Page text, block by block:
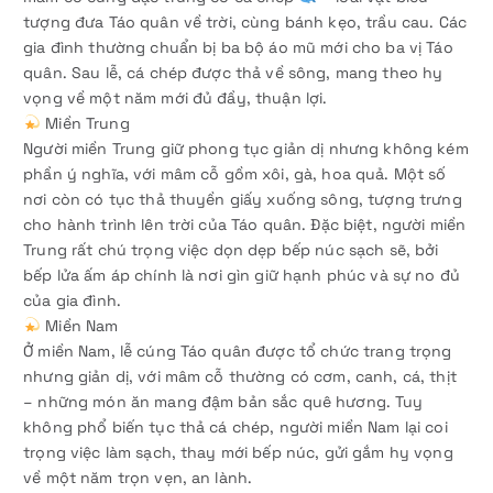
tượng đưa Táo quân về trời, cùng bánh kẹo, trầu cau. Các
gia đình thường chuẩn bị ba bộ áo mũ mới cho ba vị Táo
quân. Sau lễ, cá chép được thả về sông, mang theo hy
vọng về một năm mới đủ đầy, thuận lợi.
Miền Trung
Người miền Trung giữ phong tục giản dị nhưng không kém
phần ý nghĩa, với mâm cỗ gồm xôi, gà, hoa quả. Một số
nơi còn có tục thả thuyền giấy xuống sông, tượng trưng
cho hành trình lên trời của Táo quân. Đặc biệt, người miền
Trung rất chú trọng việc dọn dẹp bếp núc sạch sẽ, bởi
bếp lửa ấm áp chính là nơi gìn giữ hạnh phúc và sự no đủ
của gia đình.
Miền Nam
Ở miền Nam, lễ cúng Táo quân được tổ chức trang trọng
nhưng giản dị, với mâm cỗ thường có cơm, canh, cá, thịt
– những món ăn mang đậm bản sắc quê hương. Tuy
không phổ biến tục thả cá chép, người miền Nam lại coi
trọng việc làm sạch, thay mới bếp núc, gửi gắm hy vọng
về một năm trọn vẹn, an lành.